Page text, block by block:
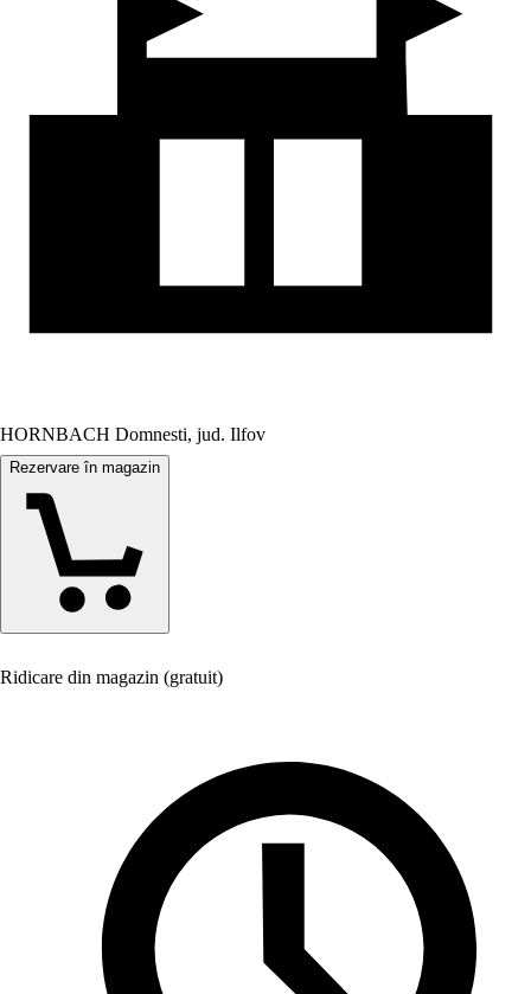
HORNBACH Domnesti, jud. Ilfov
Rezervare în magazin
Ridicare din magazin (gratuit)